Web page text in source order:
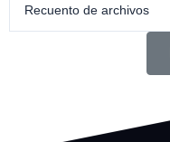
Recuento de archivos